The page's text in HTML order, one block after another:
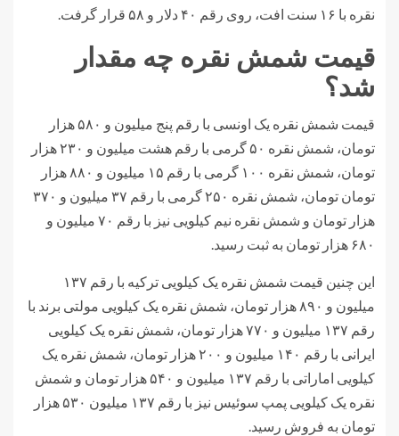
نقره با ۱۶ سنت افت، روی رقم ۴۰ دلار و ۵۸ قرار گرفت.
قیمت شمش نقره چه مقدار
شد؟
قیمت شمش نقره یک اونسی با رقم پنج میلیون و ۵۸۰ هزار
تومان، شمش نقره ۵۰ گرمی با رقم هشت میلیون و ۲۳۰ هزار
تومان، ‌شمش نقره ۱۰۰ گرمی با رقم ۱۵ میلیون و ۸۸۰ هزار
تومان تومان، شمش نقره ۲۵۰ گرمی با رقم ۳۷ میلیون و ۳۷۰
هزار تومان و شمش نقره نیم کیلویی نیز با رقم ۷۰ میلیون و
۶۸۰ هزار تومان به ثبت رسید.
این چنین قیمت شمش نقره یک کیلویی ترکیه با رقم ۱۳۷
میلیون و ۸۹۰ هزار تومان،‌ شمش نقره یک کیلویی مولتی برند با
رقم ۱۳۷ میلیون و ۷۷۰ هزار تومان، شمش نقره یک کیلویی
ایرانی با رقم ۱۴۰ میلیون و ۲۰۰ هزار تومان، شمش نقره یک
کیلویی اماراتی با رقم ۱۳۷ میلیون و ۵۴۰ هزار تومان و شمش
نقره یک کیلویی پمپ سوئیس نیز با رقم ۱۳۷ میلیون ۵۳۰ هزار
تومان به فروش رسید.